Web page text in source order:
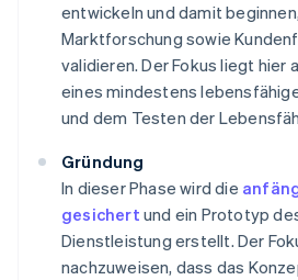
entwickeln und damit
Marktforschung sowie
validieren. Der Fokus liegt hier
eines mindestens
und dem Testen der
Gründung
In dieser Phase wird die
gesichert und ein Prototyp
Dienstleistung erstellt. Der
nachzuweisen, dass das